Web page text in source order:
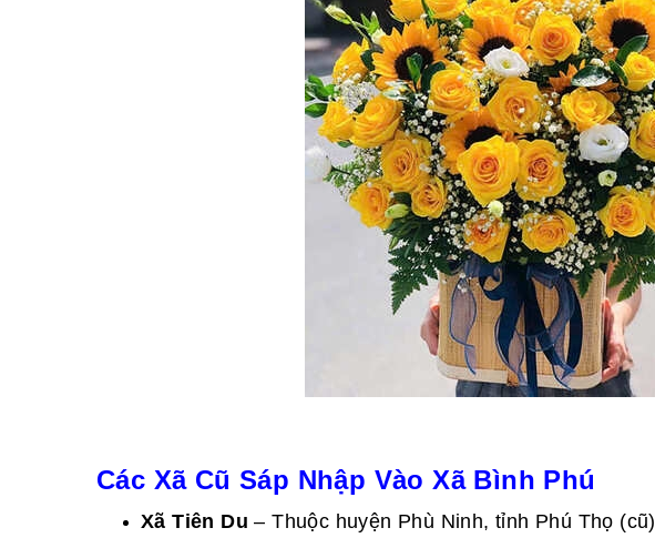
Các Xã Cũ Sáp Nhập Vào Xã Bình Phú
Xã Tiên Du – Thuộc huyện Phù Ninh, tỉnh Phú Thọ (cũ)